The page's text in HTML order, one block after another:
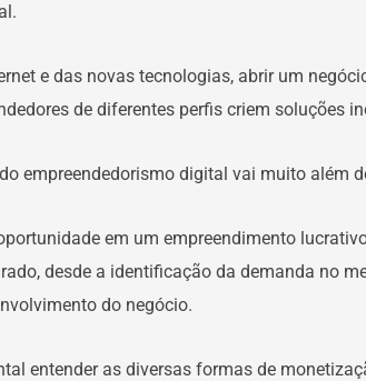
e das novas tecnologias, abrir um
de diferentes perfis criem soluções
empreendedorismo digital vai muito além
em um empreendimento
desde a identificação da demanda no
do negócio.
entender as diversas formas de